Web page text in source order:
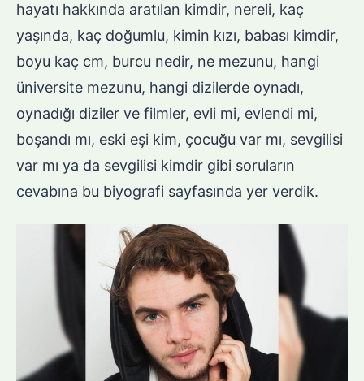
hayatı hakkında aratılan kimdir, nereli, kaç
yaşında, kaç doğumlu, kimin kızı, babası kimdir,
boyu kaç cm, burcu nedir, ne mezunu, hangi
üniversite mezunu, hangi dizilerde oynadı,
oynadığı diziler ve filmler, evli mi, evlendi mi,
boşandı mı, eski eşi kim, çocuğu var mı, sevgilisi
var mı ya da sevgilisi kimdir gibi soruların
cevabına bu biyografi sayfasında yer verdik.